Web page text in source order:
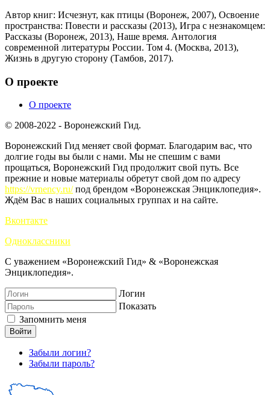
Автор книг: Исчезнут, как птицы (Воронеж, 2007), Освоение
пространства: Повести и рассказы (2013), Игра с незнакомцем:
Рассказы (Воронеж, 2013), Наше время. Антология
современной литературы России. Том 4. (Москва, 2013),
Жизнь в другую сторону (Тамбов, 2017).
О проекте
О проекте
© 2008-2022 - Воронежский Гид.
Воронежский Гид меняет свой формат. Благодарим вас, что
долгие годы вы были с нами. Мы не спешим с вами
прощаться, Воронежский Гид продолжит свой путь. Все
прежние и новые материалы обретут свой дом по адресу
https://vrnency.ru/под брендом «Воронежская Энциклопедия».
Ждём Вас в наших социальных группах и на сайте.
Вконтакте
Одноклассники
С уважением «Воронежский Гид» & «Воронежская
Энциклопедия».
Логин
Показать
Запомнить меня
Войти
Забыли логин?
Забыли пароль?